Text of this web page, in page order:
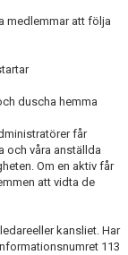
medlemmar att följa
duscha hemma
får
och våra anställda
Om en aktiv får
att vidta de
kansliet. Har
113